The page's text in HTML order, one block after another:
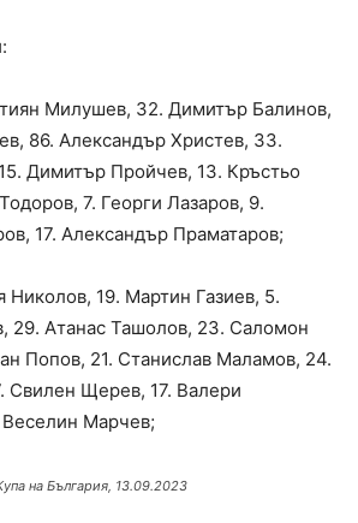
Милушев, 32. Димитър Балинов,
86. Александър Христев, 33.
Димитър Пройчев, 13. Кръстьо
7. Георги Лазаров, 9.
17. Александър Праматаров;
19. Мартин Газиев, 5.
29. Атанас Ташолов, 23. Саломон
Попов, 21. Станислав Маламов, 24.
Свилен Щерев, 17. Валери
Марчев;
на България, 13.09.2023